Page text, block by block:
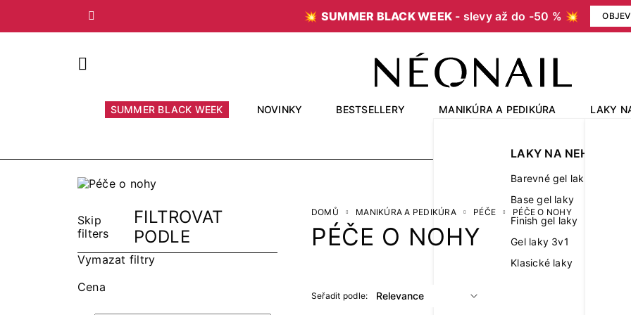
💥 SUMMER BLACK WEEK - slevy až do -50 % 💥 OBJEV
Předchozí
SUMMER BLACK WEEK NOVINKY BESTSELLERY MANIKÚRA A PEDIKÚRA
LAKY NA NEHTY
Barevné gel laky
Base gel laky
Finish gel laky
Gel laky 3v1
Klasické laky
LAKY
Skip
filters
FILTROVAT
PODLE
Vymazat filtry
Cena
DOMŮ MANIKÚRA A PEDIKÚRA PÉČE PÉČE O NOHY
PÉČE O NOHY
Seřadit podle: